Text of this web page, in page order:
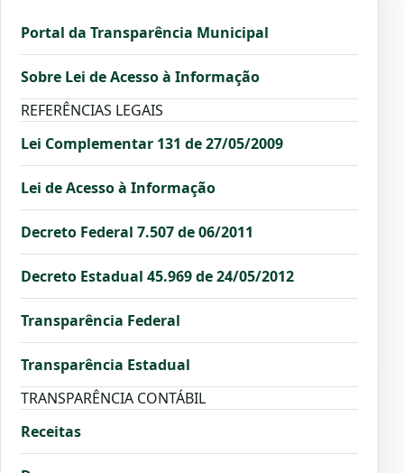
Portal da Transparência Municipal
Sobre Lei de Acesso à Informação
REFERÊNCIAS LEGAIS
Lei Complementar 131 de 27/05/2009
Lei de Acesso à Informação
Decreto Federal 7.507 de 06/2011
Decreto Estadual 45.969 de 24/05/2012
Transparência Federal
Transparência Estadual
TRANSPARÊNCIA CONTÁBIL
Receitas